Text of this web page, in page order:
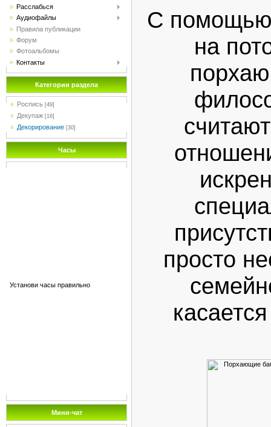
Расслабься
Аудиофайлы
Правила публикации
Форум
Фотоальбомы
Контакты
Категории раздела
Роспись [49]
Декупаж [16]
Декорирование [30]
Часы
Установи часы правильно
Мини-чат
С помощью
на
просто